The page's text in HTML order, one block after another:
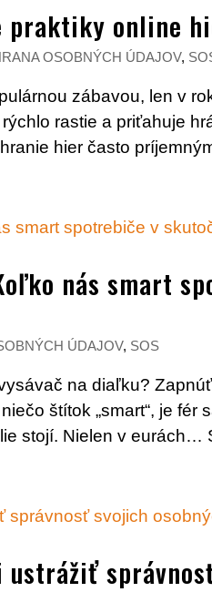
praktiky online
OSOBNÝCH ÚDAJOV,
zábavou, len v
rastie a priťahuje
hier často
nás smart
ÚDAJOV, SOS
na diaľku?
štítok „smart“, je fér
stojí. Nielen v eurách…
ustrážiť